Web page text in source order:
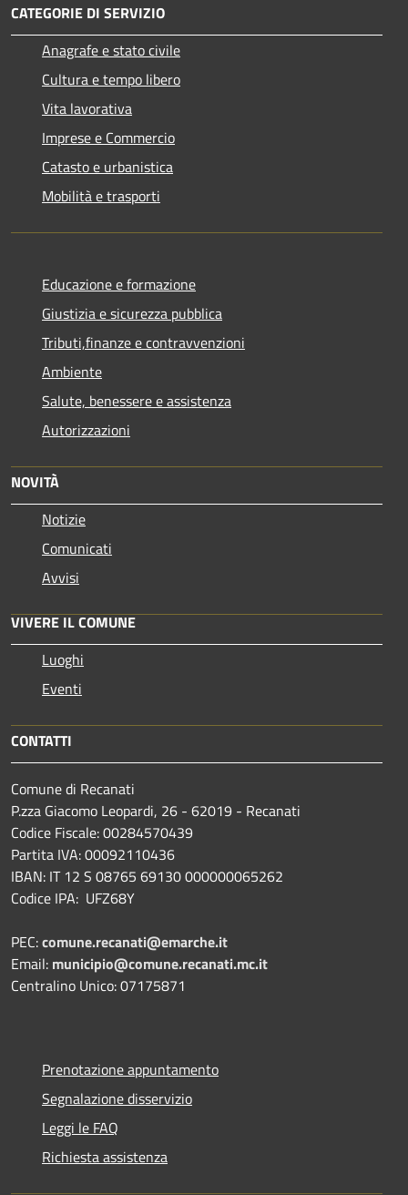
CATEGORIE DI SERVIZIO
Anagrafe e stato civile
Cultura e tempo libero
Vita lavorativa
Imprese e Commercio
Catasto e urbanistica
Mobilità e trasporti
Educazione e formazione
Giustizia e sicurezza pubblica
Tributi,finanze e contravvenzioni
Ambiente
Salute, benessere e assistenza
Autorizzazioni
NOVITÀ
Notizie
Comunicati
Avvisi
VIVERE IL COMUNE
Luoghi
Eventi
CONTATTI
Comune di Recanati
P.zza Giacomo Leopardi, 26 - 62019 - Recanati
Codice Fiscale: 00284570439
Partita IVA: 00092110436
IBAN: IT 12 S 08765 69130 000000065262
Codice IPA: UFZ68Y
PEC:comune.recanati@emarche.it
Email: municipio@comune.recanati.mc.it
Centralino Unico: 07175871
Prenotazione appuntamento
Segnalazione disservizio
Leggi le FAQ
Richiesta assistenza